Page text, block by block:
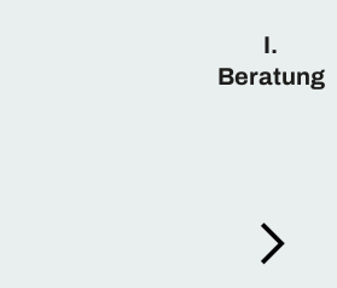
I.
Beratung